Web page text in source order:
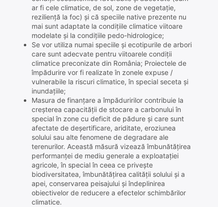
ar fi cele climatice, de sol, zone de vegetație,
reziliență la foc) și că speciile native prezente nu
mai sunt adaptate la condițiile climatice viitoare
modelate și la condițiile pedo-hidrologice;
Se vor utiliza numai speciile și ecotipurile de arbori
care sunt adecvate pentru viitoarele condiții
climatice preconizate din România; Proiectele de
împădurire vor fi realizate în zonele expuse /
vulnerabile la riscuri climatice, în special seceta și
inundațiile;
Masura de finanțare a împăduririlor contribuie la
creșterea capacității de stocare a carbonului în
special în zone cu deficit de pădure și care sunt
afectate de deșertificare, ariditate, eroziunea
solului sau alte fenomene de degradare ale
terenurilor. Această măsură vizează îmbunătățirea
performanței de mediu generale a exploatației
agricole, în special în ceea ce privește
biodiversitatea, îmbunătățirea calității solului și a
apei, conservarea peisajului și îndeplinirea
obiectivelor de reducere a efectelor schimbărilor
climatice.